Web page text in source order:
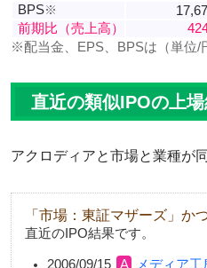
BPS※
前期比（売上高）
※配当金、EPS、BPSは（単位/
直近の類似IPOの上
アクロディアと市場と業種が
「市場：東証マザーズ」か
直近のIPO結果です。
2006/09/15
メディア工